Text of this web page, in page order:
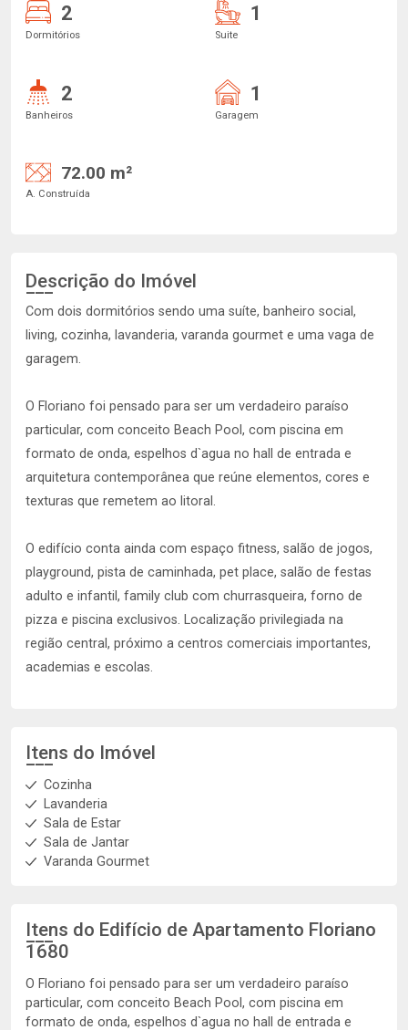
2
Dormitórios
1
Suite
2
Banheiros
1
Garagem
72.00 m²
A. Construída
Descrição do Imóvel
Com dois dormitórios sendo uma suíte, banheiro social,
living, cozinha, lavanderia, varanda gourmet e uma vaga de
garagem.
O Floriano foi pensado para ser um verdadeiro paraíso
particular, com conceito Beach Pool, com piscina em
formato de onda, espelhos d`agua no hall de entrada e
arquitetura contemporânea que reúne elementos, cores e
texturas que remetem ao litoral.
O edifício conta ainda com espaço fitness, salão de jogos,
playground, pista de caminhada, pet place, salão de festas
adulto e infantil, family club com churrasqueira, forno de
pizza e piscina exclusivos. Localização privilegiada na
região central, próximo a centros comerciais importantes,
academias e escolas.
Itens do Imóvel
Cozinha
Lavanderia
Sala de Estar
Sala de Jantar
Varanda Gourmet
Itens do Edifício de Apartamento Floriano
1680
O Floriano foi pensado para ser um verdadeiro paraíso
particular, com conceito Beach Pool, com piscina em
formato de onda, espelhos d`agua no hall de entrada e